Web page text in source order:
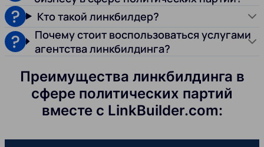
Кто такой линкбилдер?
Почему стоит воспользоваться услугами
агентства линкбилдинга?
Преимущества линкбилдинга в
сфере политических партий
вместе с LinkBuilder.com: